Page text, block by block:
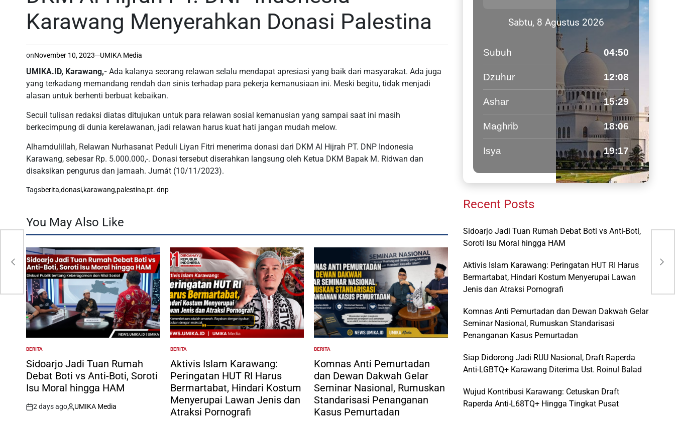
Karawang Menyerahkan Donasi Palestina
onNovember 10, 2023 UMIKA Media
UMIKA.ID, Karawang,- Ada kalanya seorang relawan selalu mendapat apresiasi yang baik dari masyarakat. Ada juga
yang terkadang memandang rendah dan sinis terhadap para pekerja kemanusiaan ini. Meski begitu, tidak menjadi
alasan untuk berhenti berbuat kebaikan.
Secuil tulisan redaksi diatas ditujukan untuk para relawan sosial kemanusian yang sampai saat ini masih
berkecimpung di dunia kerelawanan, jadi relawan harus kuat hati jangan mudah melow.
Alhamdulillah, Relawan Nurhasanat Peduli Liyan Fitri menerima donasi dari DKM Al Hijrah PT. DNP Indonesia
Karawang, sebesar Rp. 5.000.000,-. Donasi tersebut diserahkan langsung oleh Ketua DKM Bapak M. Ridwan dan
disaksikan pengurus dan jamaah. Jumát (10/11/2023).
Tagsberita,donasi,karawang,palestina,pt. dnp
You May Also Like
POSTED
IN
BERITA
Sidoarjo Jadi Tuan Rumah
Debat Boti vs Anti-Boti, Soroti
Isu Moral hingga HAM
on
2 days ago
Posted
UMIKA Media
POSTED
IN
BERITA
Aktivis Islam Karawang:
Peringatan HUT RI Harus
Bermartabat, Hindari Kostum
Menyerupai Lawan Jenis dan
Atraksi Pornografi
POSTED
IN
BERITA
Komnas Anti Pemurtadan
dan Dewan Dakwah Gelar
Seminar Nasional, Rumuskan
Standarisasi Penanganan
Kasus Pemurtadan
Sabtu, 8 Agustus 2026
Subuh 04:50
Dzuhur 12:08
Ashar 15:29
Maghrib 18:06
Isya 19:17
Recent Posts
Sidoarjo Jadi Tuan Rumah Debat Boti vs Anti-Boti,
Soroti Isu Moral hingga HAM
Aktivis Islam Karawang: Peringatan HUT RI Harus
Bermartabat, Hindari Kostum Menyerupai Lawan
Jenis dan Atraksi Pornografi
Komnas Anti Pemurtadan dan Dewan Dakwah Gelar
Seminar Nasional, Rumuskan Standarisasi
Penanganan Kasus Pemurtadan
Siap Didorong Jadi RUU Nasional, Draft Raperda
Anti-LGBTQ+ Karawang Diterima Ust. Roinul Balad
Wujud Kontribusi Karawang: Cetuskan Draft
Raperda Anti-L68TQ+ Hingga Tingkat Pusat